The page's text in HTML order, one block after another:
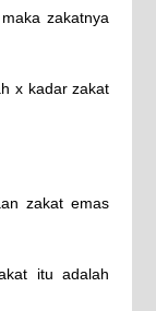
zakatnya
x kadar zakat
zakat emas
itu adalah